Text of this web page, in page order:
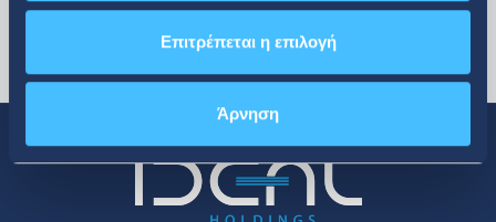
Επιτρέπεται η επιλογή
Άρνηση